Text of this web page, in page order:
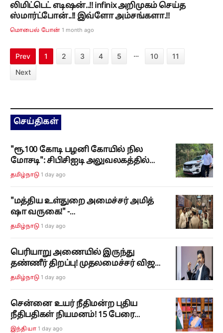
லிமிட்டெட் எடிஷன்..!! infinix அறிமுகம் செய்த
ஸ்மார்ட்போன்..!! இவ்ளோ அம்சங்களா.!!
மொபைல் போன் 1 month ago
Prev 1 2 3 4 5 … 10
11
Next
செய்திகள்
"ரூ.100 கோடி பழனி கோயில் நில
மோசடி": சிபிசிஐடி அலுவலகத்தில்
பத்திர எழுத்தாளர் ஜெயபிரகாஷ்
தமிழ்நாடு 1 day ago
"மத்திய உள்துறை அமைச்சர் அமித்
ஷா வருகை!" -
திருவண்ணாமலையில் 2 நாட்களுக்கு
தமிழ்நாடு 1 day ago
பெரியாறு அணையில் இருந்து
தண்ணீர் திறப்பு! முதலமைச்சர் விஜய்
உத்தரவு!
தமிழ்நாடு 1 day ago
சென்னை உயர் நீதிமன்ற புதிய
நீதிபதிகள் நியமனம்! 15 பேரை
நியமித்து குடியரசுத் தலைவர் உத்தரவு!
இந்தியா 1 day ago